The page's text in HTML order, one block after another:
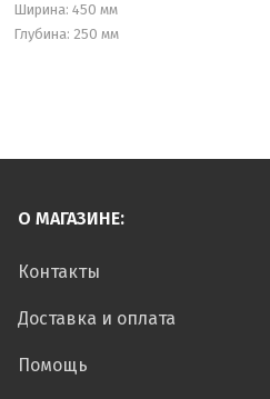
Ширина: 450 мм
Глубина: 250 мм
О МАГАЗИНЕ:
Контакты
Доставка и оплата
Помощь